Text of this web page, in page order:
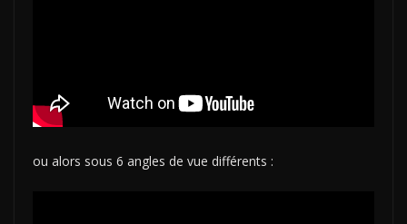
ou alors sous 6 angles de vue différents :